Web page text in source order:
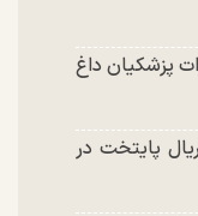
پزشکیان داغ
پایتخت در